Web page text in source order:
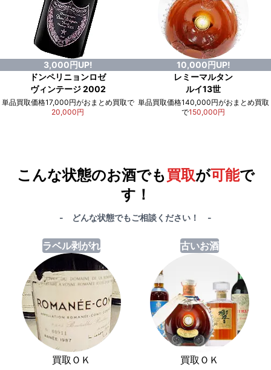
3,000円UP!
ドンペリニョンロゼ
ヴィンテージ 2002
単品買取価格17,000円がおまとめ買取で
20,000円
10,000円UP!
レミーマルタン
ルイ13世
単品買取価格140,000円がおまとめ買取
で150,000円
こんな状態のお酒でも買取が可能で
す！
- どんな状態でもご相談ください！ -
ラベル剥がれ
買取ＯＫ
古いお酒
買取ＯＫ